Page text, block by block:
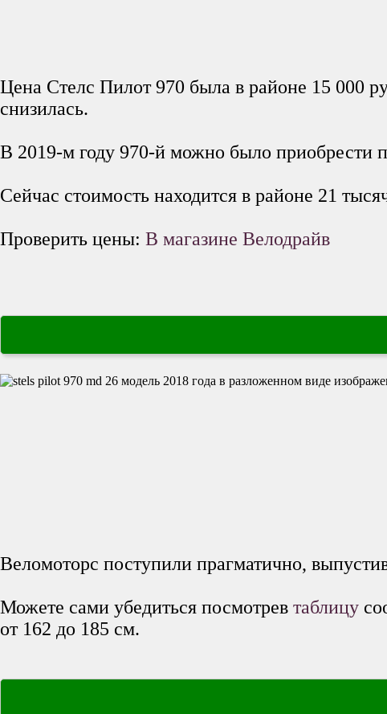
Цена Стелс Пилот 970 была в районе 15 000
снизилась.
В 2019-м году 970-й можно было приобрести
Сейчас стоимость находится в районе 21
Проверить цены: В магазине Велодрайв
Веломоторс поступили прагматично,
Можете сами убедиться посмотрев таблицу
от 162 до 185 см.